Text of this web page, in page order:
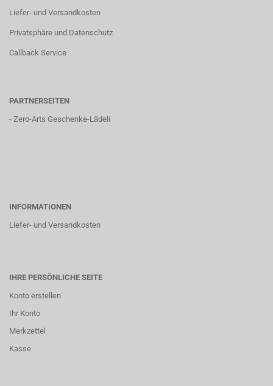
Liefer- und Versandkosten
Privatsphäre und Datenschutz
Callback Service
PARTNERSEITEN
- Zero-Arts Geschenke-Lädeli
INFORMATIONEN
Liefer- und Versandkosten
IHRE PERSÖNLICHE SEITE
Konto erstellen
Ihr Konto
Merkzettel
Kasse